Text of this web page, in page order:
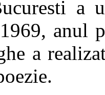
a
anul
a